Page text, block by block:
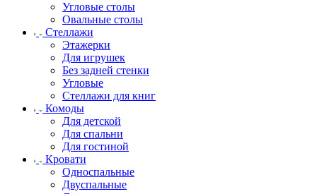
Угловые столы
Овальные столы
Стеллажи
Этажерки
Для игрушек
Без задней стенки
Угловые
Стеллажи для книг
Комоды
Для детской
Для спальни
Для гостиной
Кровати
Односпальные
Двуспальные